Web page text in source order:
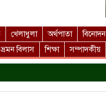
খেলাধুলা অর্থপাতা বিনোদন
ভ্রমন বিলাস শিক্ষা সম্পাদকীয়